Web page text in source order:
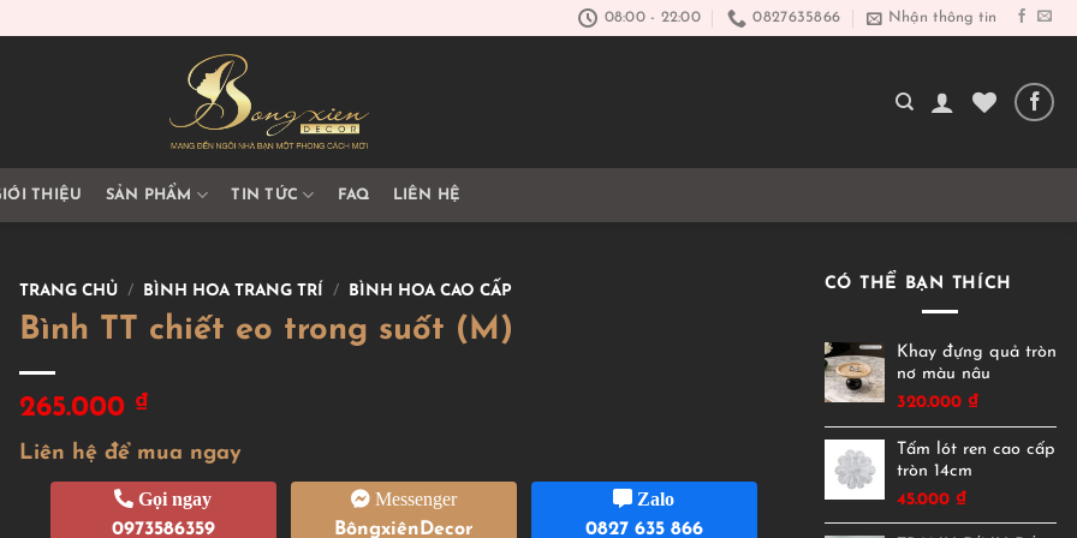
08:00 - 22:00 0827635866 Nhận thông tin
THIỆU SẢN PHẨM TIN TỨC FAQ LIÊN HỆ
TRANG CHỦ / BÌNH HOA TRANG TRÍ / BÌNH HOA CAO CẤP
Bình TT chiết eo trong suốt (M)
265.000 ₫
Liên hệ để mua ngay
Gọi ngay
0973586359
Messenger
BôngxiênDecor
Zalo
0827 635 866
CÓ THỂ BẠN THÍCH
Khay đựng quả tròn
nơ màu nâu
320.000 ₫
Tấm lót ren cao cấp
tròn 14cm
45.000 ₫